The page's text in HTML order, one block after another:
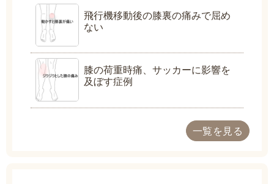
飛行機移動後の膝裏の痛みで屈め
ない
膝の荷重時痛、サッカーに影響を
及ぼす症例
一覧を見る